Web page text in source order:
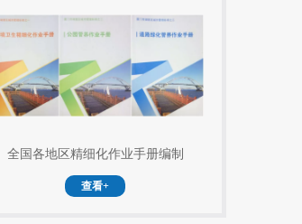
全国各地区精细化作业手册编制
查看+